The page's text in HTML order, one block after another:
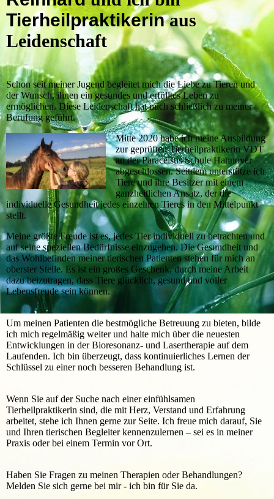
Tierheilpraktikerinaus
Leidenschaft
Schon seit meiner Jugend begleitet mich die Liebe zu Tieren und
der Wunsch, ihnen ein gesundes und erfülltes Leben zu
ermöglichen. Diese Leidenschaft hat mich schließlich zu meiner
Berufung geführt.
Mitte 2020 habe ich meine Ausbildung
zur geprüften Tierheilpraktikerin VDT
an der Paracelsus Schule Hannover
abgeschlossen. Seitdem unterstütze ich
Tiere und ihre Besitzer mit einem
ganzheitlichen Ansatz, der die
individuelle Gesundheit jedes einzelnen Tieres in den Mittelpunkt
stellt.
Meine größte Freude ist es, jedes Tier individuell zu betrachten und
auf seine speziellen Bedürfnisse einzugehen. Die Gesundheit und
das Wohlbefinden meiner tierischen Patienten stehen für mich an
oberster Stelle. Es ist ein großes Geschenk, durch meine Arbeit
dazu beizutragen, dass Tiere glücklich, gesund und voller
Lebensfreude sein können.
Um meinen Patienten die bestmögliche Betreuung zu bieten, bilde
ich mich regelmäßig weiter und halte mich über die neuesten
Entwicklungen in der Bioresonanz- und Lasertherapie auf dem
Laufenden. Ich bin überzeugt, dass kontinuierliches Lernen der
Schlüssel zu einer noch besseren Behandlung ist.
Wenn Sie auf der Suche nach einer einfühlsamen
Tierheilpraktikerin sind, die mit Herz, Verstand und Erfahrung
arbeitet, stehe ich Ihnen gerne zur Seite. Ich freue mich darauf, Sie
und Ihren tierischen Begleiter kennenzulernen – sei es in meiner
Praxis oder bei einem Termin vor Ort.
Haben Sie Fragen zu meinen Therapien oder Behandlungen?
Melden Sie sich gerne bei mir - ich bin für Sie da.